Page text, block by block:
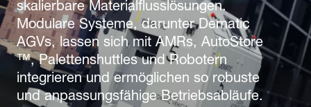
Modulare Systeme, darunter Dematic
AGVs, lassen sich mit AMRs, AutoStore
™, Palettenshuttles und Robotern
integrieren und ermöglichen so robuste
und anpassungsfähige Betriebsabläufe.